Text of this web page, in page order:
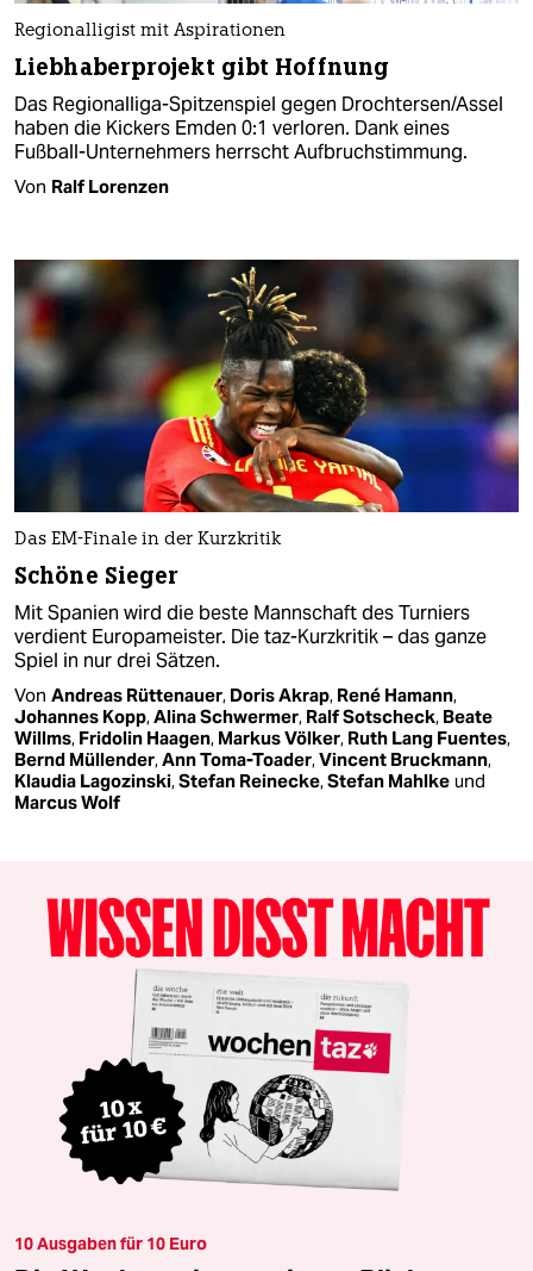
Regionalligist mit Aspirationen
Liebhaberprojekt gibt Hoffnung
Das Regionalliga-Spitzenspiel gegen Drochtersen/Assel
haben die Kickers Emden 0:1 verloren. Dank eines
Fußball-Unternehmers herrscht Aufbruchstimmung.
Von Ralf Lorenzen
Das EM-Finale in der Kurzkritik
Schöne Sieger
Mit Spanien wird die beste Mannschaft des Turniers
verdient Europameister. Die taz-Kurzkritik – das ganze
Spiel in nur drei Sätzen.
Von Andreas Rüttenauer, Doris Akrap, René Hamann,
Johannes Kopp,Alina Schwermer, Ralf Sotscheck, Beate
Willms, Fridolin Haagen, Markus Völker, Ruth Lang Fuentes,
Bernd Müllender,Ann Toma-Toader,Vincent Bruckmann,
Klaudia Lagozinski,Stefan Reinecke,Stefan Mahlke und
Marcus Wolf
10 Ausgaben für 10 Euro